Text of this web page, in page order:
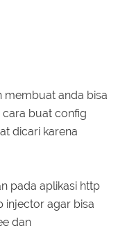
membuat anda bisa
cara buat config
dicari karena
pada aplikasi http
injector agar bisa
dan